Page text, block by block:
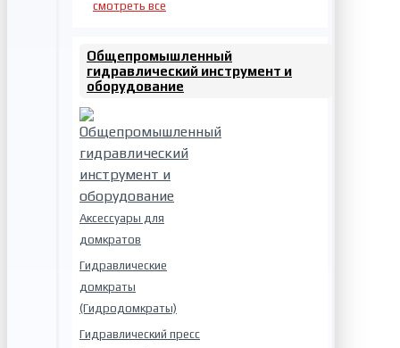
смотреть все
Общепромышленный
гидравлический инструмент и
оборудование
Аксессуары для
домкратов
Гидравлические
домкраты
(Гидродомкраты)
Гидравлический пресс